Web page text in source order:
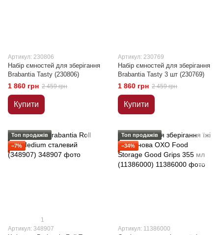
Артикул: 230806
Набір ємностей для зберігання
Brabantia Tasty (230806)
1 860 грн 2 459 грн
Купити
Артикул: 230769
Набір ємностей для зберігання
Brabantia Tasty 3 шт (230769)
1 860 грн 2 459 грн
Купити
Топ продажів
−7%
1
Артикул: 348907
Топ продажів
−34%
Артикул: 11386000